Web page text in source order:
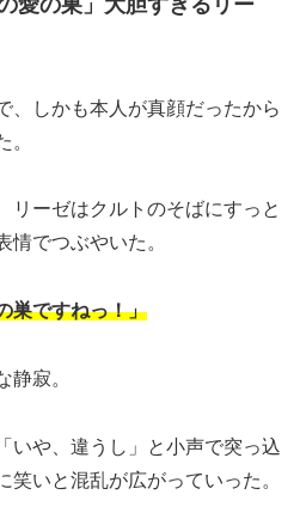
、しかも本人が真顔だったから
。
リーゼはクルトのそばにすっと
情でつぶやいた。
巣ですねっ！」
静寂。
いや、違うし」と小声で突っ込
笑いと混乱が広がっていった。